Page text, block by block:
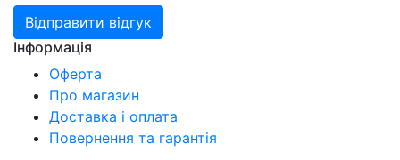
Відправити відгук
Інформація
Оферта
Про магазин
Доставка і оплата
Повернення та гарантія